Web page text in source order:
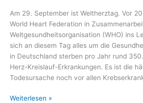
Am 29. September ist Weltherztag. Vor
World Heart Federation in
Weltgesundheitsorganisation (WHO) ins
sich an diesem Tag alles um die
in Deutschland sterben pro Jahr rund
Herz-Kreislauf-Erkrankungen. Es ist die
Todesursache noch vor allen
Weltherztag:
Weiterlesen »